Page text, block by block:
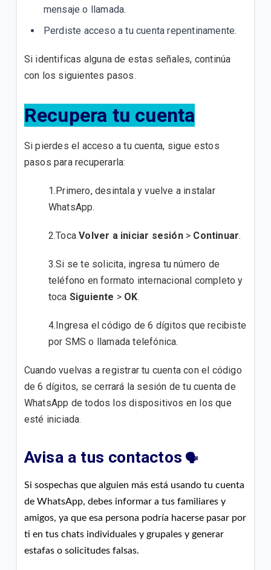
mensaje o llamada.
Perdiste acceso a tu cuenta repentinamente.
Si identificas alguna de estas señales, continúa
con los siguientes pasos.
Recupera tu cuenta
Si pierdes el acceso a tu cuenta, sigue estos
pasos para recuperarla:
1.Primero, desintala y vuelve a instalar
WhatsApp.
2.TocaVolver a iniciar sesión> Continuar.
3.Si se te solicita, ingresa tu número de
teléfono en formato internacional completo y
toca Siguiente > OK.
4.Ingresa el código de 6 dígitos que recibiste
por SMS o llamada telefónica.
Cuando vuelvas a registrar tu cuenta con el código
de 6 dígitos, se cerrará la sesión de tu cuenta de
WhatsApp de todos los dispositivos en los que
esté iniciada
Avisa a tus contactos 🗣
Si sospechas que alguien más está usando tu cuenta
de WhatsApp, debes informar a tus familiares y
amigos, ya que esa persona podría hacerse pasar por
ti en tus chats individuales y grupales y generar
estafas o solicitudes falsas.